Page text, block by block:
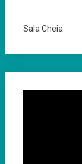
Sala Cheia